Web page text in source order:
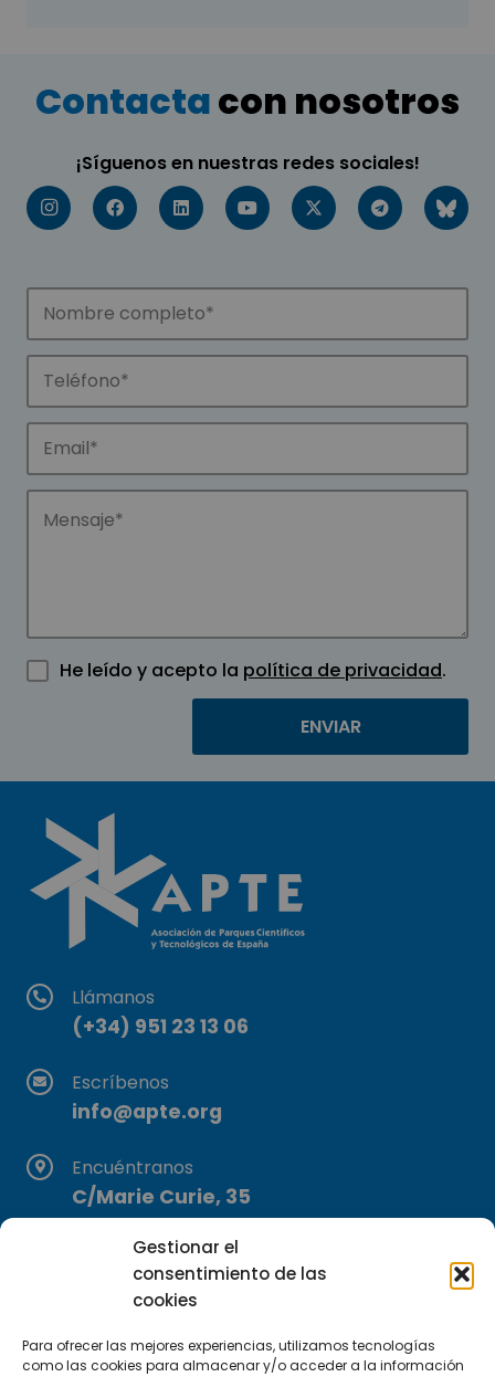
Gestionar el
consentimiento de las
cookies
Para ofrecer las mejores experiencias, utilizamos tecnologías
como las cookies para almacenar y/o acceder a la información
Contactacon nosotros
¡Síguenos en nuestras redes sociales!
He leído y acepto la política de privacidad.
Llámanos
(+34) 951 23 13 06
Escríbenos
info@apte.org
Encuéntranos
C/Marie Curie, 35
29590 Campanillas, Málaga